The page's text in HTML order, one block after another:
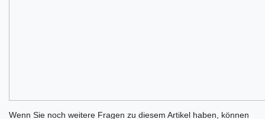
Wenn Sie noch weitere Fragen zu diesem Artikel haben, können